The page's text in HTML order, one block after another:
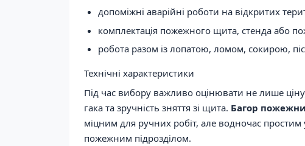
допоміжні аварійні роботи на відкритих
комплектація пожежного щита, стенда або
робота разом із лопатою, ломом, сокирою,
Технічні характеристики
Під час вибору важливо оцінювати не лише
гака та зручність зняття зі щита. Багор
міцним для ручних робіт, але водночас
пожежним підрозділом.